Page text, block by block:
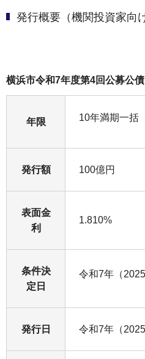
発行概要（機関投資家向
横浜市令和7年度第4回公募公
年限 10年満期一括
発行額 100億円
表面金
利
1.810%
条件決
定日
令和7年（
発行日 令和7年（